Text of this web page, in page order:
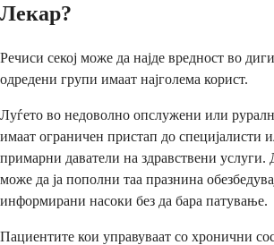
Лекар?
Речиси секој може да најде вредност во
одредени групи имаат најголема корист.
Луѓето во недоволно опслужени или
имаат ограничен пристап до специјалисти
примарни даватели на здравствени услуги.
може да ја пополни таа празнина
информирани насоки без да бара патување.
Пациентите кои управуваат со хронични